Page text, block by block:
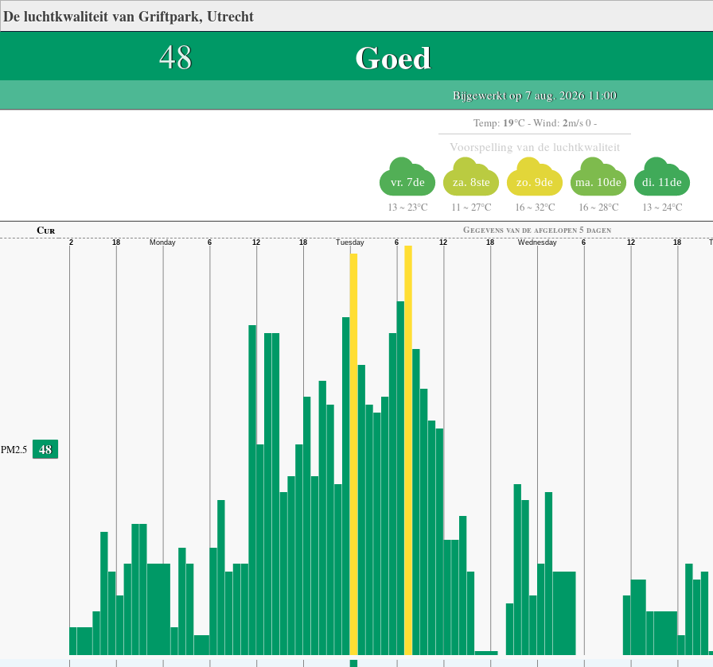
De luchtkwaliteit van Griftpark, Utrecht
48 Goed
Bijgewerkt op 7 aug. 2026 11:00
Temp: 19°C - Wind: 2m/s 0 -
Voorspelling van de luchtkwaliteit
vr. 7de
13 ~ 23°C
za. 8ste
11 ~ 27°C
zo. 9de
16 ~ 32°C
ma. 10de
16 ~ 28°C
di. 11de
13 ~ 24°C
Cur
Gegevens van de afgelopen 5 dagen
PM2.5 48